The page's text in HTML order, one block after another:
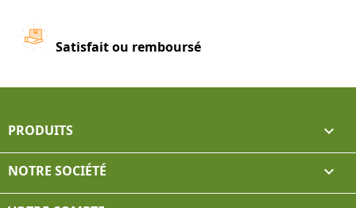
Satisfait ou remboursé
PRODUITS 
NOTRE SOCIÉTÉ 